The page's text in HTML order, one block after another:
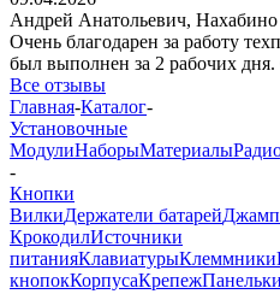
Андрей Анатольевич, Нахабино
Очень благодарен за работу
был выполнен за 2 рабочих
Все отзывы
Главная-Каталог-
Установочные
МодулиНаборыМатериалы
-
Кнопки
ВилкиДержатели батарей
КрокодилИсточники
питанияКлавиатурыКлеммники
кнопокКорпусаКрепежПанельки